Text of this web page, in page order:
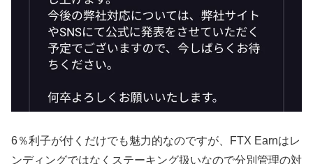
6％利子が付くだけでも魅力的なのですが、FTX Earnはレ
ンディングではなくステーキング扱いなので分別管理の対